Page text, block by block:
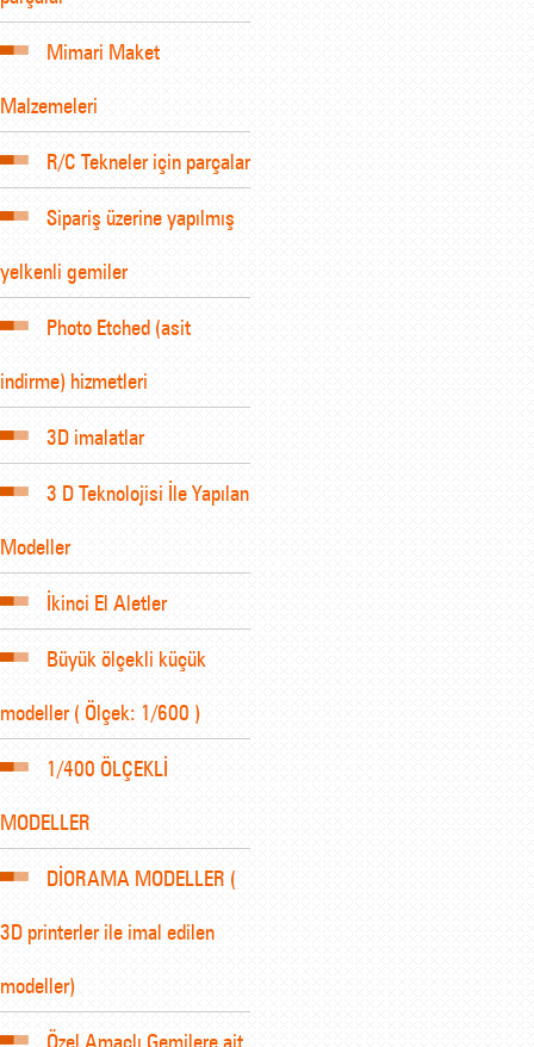
Mimari Maket
Malzemeleri
R/C Tekneler için parçalar
Sipariş üzerine yapılmış
yelkenli gemiler
Photo Etched (asit
indirme) hizmetleri
3D imalatlar
3 D Teknolojisi İle Yapılan
Modeller
İkinci El Aletler
Büyük ölçekli küçük
modeller ( Ölçek: 1/600 )
1/400 ÖLÇEKLİ
MODELLER
DİORAMA MODELLER (
3D printerler ile imal edilen
modeller)
Özel Amaçlı Gemilere ait